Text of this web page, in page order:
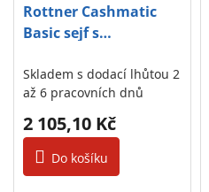
Rottner Cashmatic
Basic sejf s
mechanismem černý
Skladem s dodací lhůtou 2
až 6 pracovních dnů
2 105,10 Kč
Do košíku